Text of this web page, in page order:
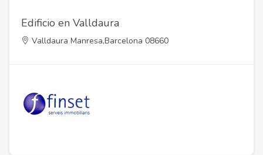
Edificio en Valldaura
Valldaura Manresa,Barcelona 08660